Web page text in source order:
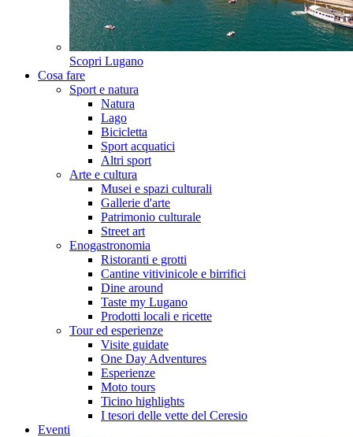
Scopri Lugano
Cosa fare
Sport e natura
Natura
Lago
Bicicletta
Sport acquatici
Altri sport
Arte e cultura
Musei e spazi culturali
Gallerie d'arte
Patrimonio culturale
Street art
Enogastronomia
Ristoranti e grotti
Cantine vitivinicole e birrifici
Dine around
Taste my Lugano
Prodotti locali e ricette
Tour ed esperienze
Visite guidate
One Day Adventures
Esperienze
Moto tours
Ticino highlights
I tesori delle vette del Ceresio
Eventi